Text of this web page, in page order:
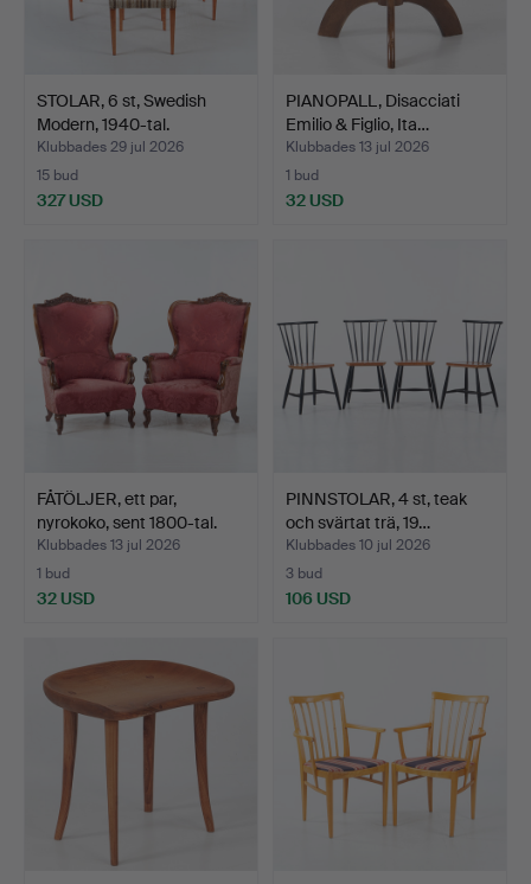
STOLAR, 6 st, Swedish
Modern, 1940-tal.
Klubbades 29 jul 2026
15 bud
327 USD
PIANOPALL, Disacciati
Emilio & Figlio, Ita…
Klubbades 13 jul 2026
1 bud
32 USD
FÅTÖLJER, ett par,
nyrokoko, sent 1800-tal.
Klubbades 13 jul 2026
1 bud
32 USD
PINNSTOLAR, 4 st, teak
och svärtat trä, 19…
Klubbades 10 jul 2026
3 bud
106 USD